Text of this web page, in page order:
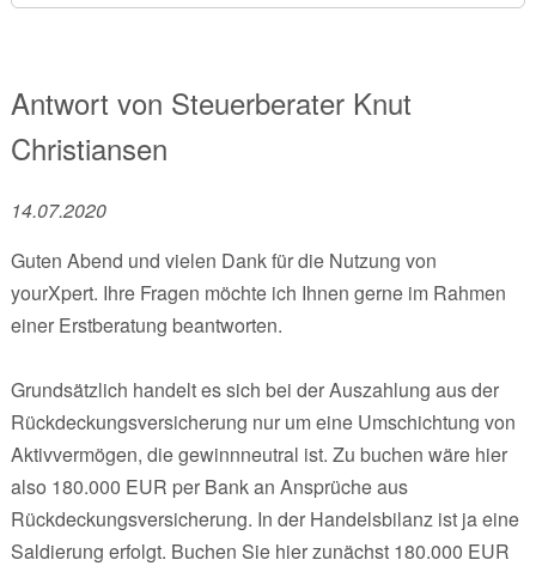
Antwort von Steuerberater Knut
Christiansen
14.07.2020
Guten Abend und vielen Dank für die Nutzung von
yourXpert. Ihre Fragen möchte ich Ihnen gerne im Rahmen
einer Erstberatung beantworten.
Grundsätzlich handelt es sich bei der Auszahlung aus der
Rückdeckungsversicherung nur um eine Umschichtung von
Aktivvermögen, die gewinnneutral ist. Zu buchen wäre hier
also 180.000 EUR per Bank an Ansprüche aus
Rückdeckungsversicherung. In der Handelsbilanz ist ja eine
Saldierung erfolgt. Buchen Sie hier zunächst 180.000 EUR